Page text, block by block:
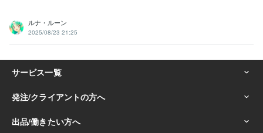
ルナ・ルーン
2025/08/23 21:25